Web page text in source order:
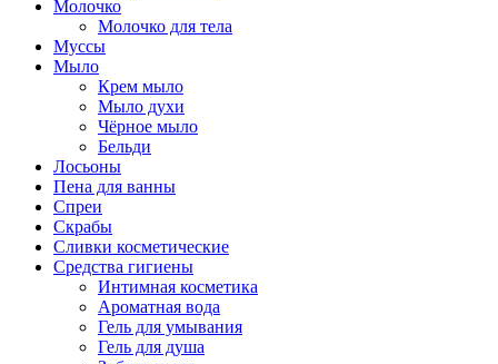
Молочко
Молочко для тела
Муссы
Мыло
Крем мыло
Мыло духи
Чёрное мыло
Бельди
Лосьоны
Пена для ванны
Спреи
Скрабы
Сливки косметические
Средства гигиены
Интимная косметика
Ароматная вода
Гель для умывания
Гель для душа